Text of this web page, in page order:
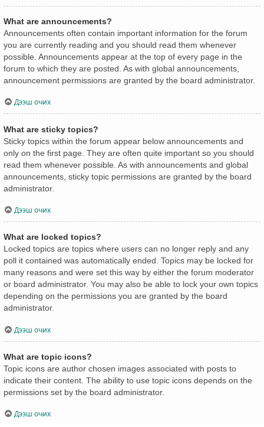
What are announcements?
Announcements often contain important information for the forum
you are currently reading and you should read them whenever
possible. Announcements appear at the top of every page in the
forum to which they are posted. As with global announcements,
announcement permissions are granted by the board administrator.
Дээш очих
What are sticky topics?
Sticky topics within the forum appear below announcements and
only on the first page. They are often quite important so you should
read them whenever possible. As with announcements and global
announcements, sticky topic permissions are granted by the board
administrator.
Дээш очих
What are locked topics?
Locked topics are topics where users can no longer reply and any
poll it contained was automatically ended. Topics may be locked for
many reasons and were set this way by either the forum moderator
or board administrator. You may also be able to lock your own topics
depending on the permissions you are granted by the board
administrator.
Дээш очих
What are topic icons?
Topic icons are author chosen images associated with posts to
indicate their content. The ability to use topic icons depends on the
permissions set by the board administrator.
Дээш очих